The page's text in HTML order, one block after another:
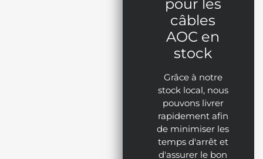
pour les
câbles
AOC en
stock
Grâce à notre
stock local, nous
pouvons livrer
rapidement afin
de minimiser les
temps d'arrêt et
d'assurer le bon